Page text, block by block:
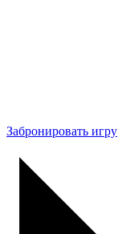
Забронировать игру